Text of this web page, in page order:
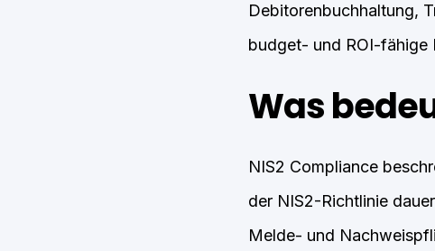
Debitorenbuchhaltung,
budget- und ROI-fähige
Was
NIS2 Compliance
der NIS2-Richtlinie
Melde- und